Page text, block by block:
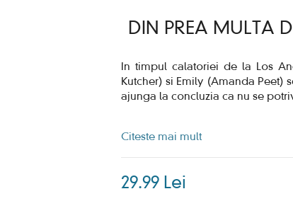
DIN PREA MULTA
In timpul calatoriei de la Los
Kutcher) si Emily (Amanda Peet)
ajunga la concluzia ca nu se
Citeste mai mult
29.99 Lei